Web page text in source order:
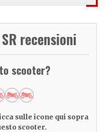
recensioni
scooter?
sulle icone qui sopra
scooter.